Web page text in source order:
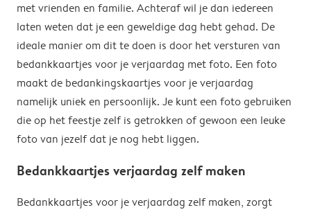
met vrienden en familie. Achteraf wil je dan iedereen
laten weten dat je een geweldige dag hebt gehad. De
ideale manier om dit te doen is door het versturen van
bedankkaartjes voor je verjaardag met foto. Een foto
maakt de bedankingskaartjes voor je verjaardag
namelijk uniek en persoonlijk. Je kunt een foto gebruiken
die op het feestje zelf is getrokken of gewoon een leuke
foto van jezelf dat je nog hebt liggen.
Bedankkaartjes verjaardag zelf maken
Bedankkaartjes voor je verjaardag zelf maken, zorgt